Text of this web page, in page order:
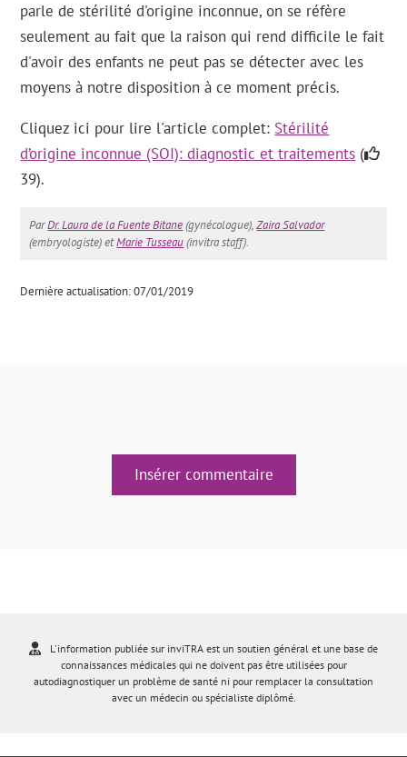
parle de stérilité d'origine inconnue, on se réfère
seulement au fait que la raison qui rend difficile le fait
d'avoir des enfants ne peut pas se détecter avec les
moyens à notre disposition à ce moment précis.
Cliquez ici pour lire l'article complet: Stérilité
d’origine inconnue (SOI): diagnostic et traitements (
39).
ParDr. Laura de la Fuente Bitane(gynécologue),Zaira Salvador
(embryologiste) etMarie Tusseau(invitra staff).
Dernière actualisation: 07/01/2019
Insérer commentaire
L'information publiée sur inviTRA est un soutien général et une base de
connaissances médicales qui ne doivent pas être utilisées pour
autodiagnostiquer un problème de santé ni pour remplacer la consultation
avec un médecin ou spécialiste diplômé.